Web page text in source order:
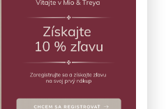
Sweethearts/Pale